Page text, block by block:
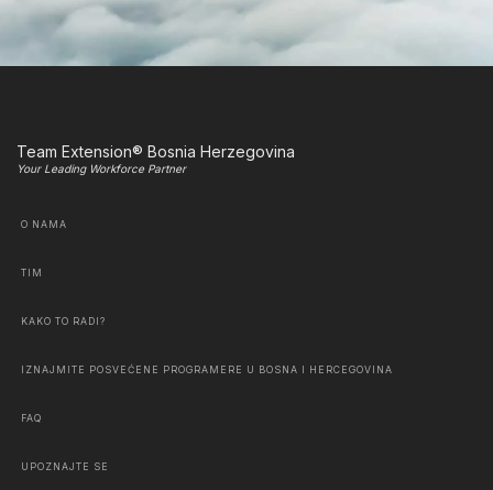
Team Extension® Bosnia Herzegovina
Your Leading Workforce Partner
O NAMA
TIM
KAKO TO RADI?
IZNAJMITE POSVEĆENE PROGRAMERE U BOSNA I HERCEGOVINA
FAQ
UPOZNAJTE SE